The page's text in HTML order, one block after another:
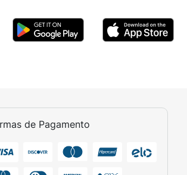
atrativo e lúdico
de Pagamento